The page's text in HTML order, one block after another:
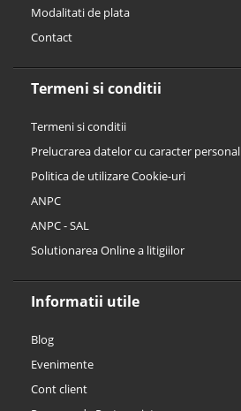
Modalitati de plata
Contact
Termeni si conditii
Termeni si conditii
Prelucrarea datelor cu caracter personal
Politica de utilizare Cookie-uri
ANPC
ANPC - SAL
Solutionarea Online a litigiilor
Informatii utile
Blog
Evenimente
Cont client